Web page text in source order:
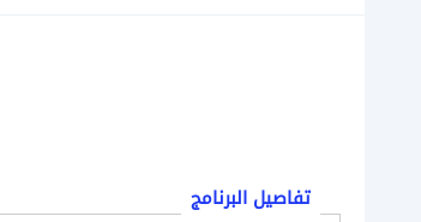
تفاصيل البرنامج